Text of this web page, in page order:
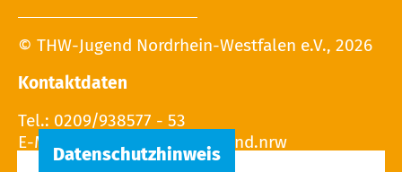
© THW-Jugend Nordrhein-Westfalen e.V., 2026
Kontaktdaten
Tel.: 0209/938577 - 53
E-Mail: Leitung(at)THW-Jugend.nrw